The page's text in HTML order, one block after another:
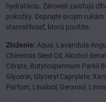
hydratáciu. Zároveň zaisťujú
pokožky. Doprajte svojim
starostlivosť, ktorú pocítite.
Zloženie: Aqua, Lavandula
Chinensis Seed Oil, Alcohol
Citrate, Butyrospermum Parkii
Glycerin, Glyceryl Caprylate,
Parfum, Linalool, Geraniol,